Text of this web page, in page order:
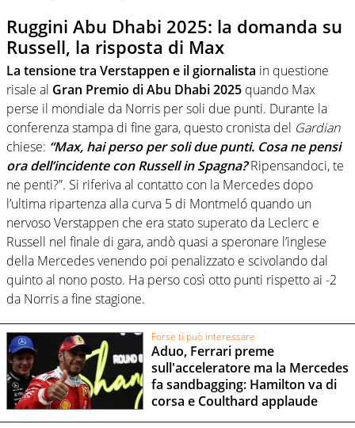
Ruggini Abu Dhabi 2025: la domanda su
Russell, la risposta di Max
La tensione tra Verstappen e il giornalista in questione
risale al Gran Premio di Abu Dhabi 2025 quando Max
perse il mondiale da Norris per soli due punti. Durante la
conferenza stampa di fine gara, questo cronista del Gardian
chiese: “Max, hai perso per soli due punti. Cosa ne pensi
ora dell’incidente con Russell in Spagna?Ripensandoci, te
ne penti?”. Si riferiva al contatto con la Mercedes dopo
l’ultima ripartenza alla curva 5 di Montmeló quando un
nervoso Verstappen che era stato superato da Leclerc e
Russell nel finale di gara, andò quasi a speronare l’inglese
della Mercedes venendo poi penalizzato e scivolando dal
quinto al nono posto. Ha perso così otto punti rispetto ai -2
da Norris a fine stagione.
Forse ti può interessare
Aduo, Ferrari preme
sull'acceleratore ma la Mercedes
fa sandbagging: Hamilton va di
corsa e Coulthard applaude